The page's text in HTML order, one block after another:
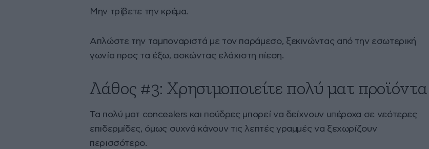
Μην τρίβετε την κρέμα.
Απλώστε την ταμποναριστά με τον παράμεσο, ξεκινώντας από την εσωτερική
γωνία προς τα έξω, ασκώντας ελάχιστη πίεση.
Λάθος #3: Χρησιμοποιείτε πολύ ματ προϊόντα
Τα πολύ ματ concealers και πούδρες μπορεί να δείχνουν υπέροχα σε νεότερες
επιδερμίδες, όμως συχνά κάνουν τις λεπτές γραμμές να ξεχωρίζουν
περισσότερο.